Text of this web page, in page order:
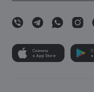
Скачать
в App Store